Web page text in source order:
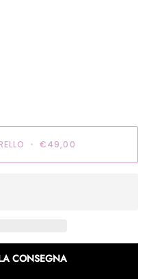
• €49,00
CONSEGNA